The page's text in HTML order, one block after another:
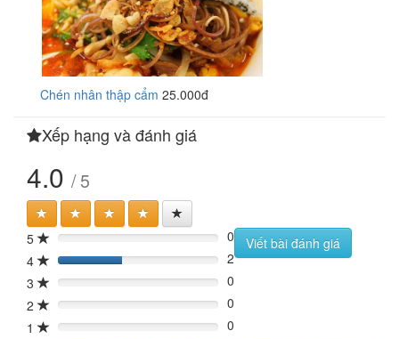
Chén nhân thập cẩm 25.000đ
Xếp hạng và đánh giá
4.0 / 5
5 0%
0
4
40%
2
3
0%
0
2
0%
0
1
0% 0
Viết bài đánh giá